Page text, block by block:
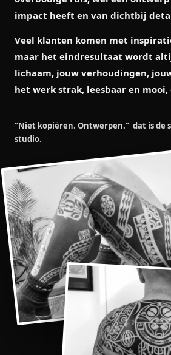
impact heeft en van dichtbij
Veel klanten komen met
maar het eindresultaat wordt
lichaam, jouw verhoudingen,
het werk strak, leesbaar en mooi,
“Niet kopiëren. Ontwerpen.” dat is de
studio.